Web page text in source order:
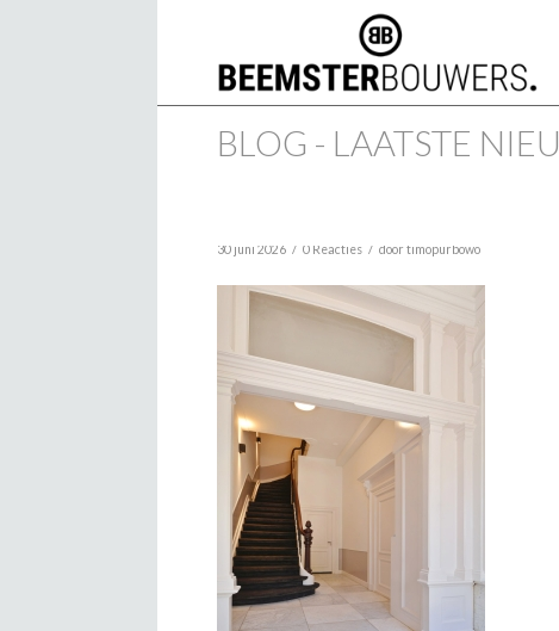
BLOG - LAATSTE
30 juni 2026 / 0 Reacties / door timopurbowo